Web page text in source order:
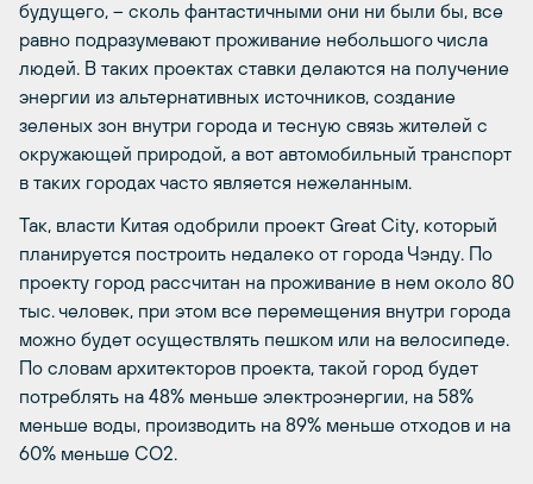
будущего, – сколь фантастичными они ни были бы, все
равно подразумевают проживание небольшого числа
людей. В таких проектах ставки делаются на получение
энергии из альтернативных источников, создание
зеленых зон внутри города и тесную связь жителей с
окружающей природой, а вот автомобильный транспорт
в таких городах часто является нежеланным.
Так, власти Китая одобрили проект Great City, который
планируется построить недалеко от города Чэнду. По
проекту город рассчитан на проживание в нем около 80
тыс. человек, при этом все перемещения внутри города
можно будет осуществлять пешком или на велосипеде.
По словам архитекторов проекта, такой город будет
потреблять на 48% меньше электроэнергии, на 58%
меньше воды, производить на 89% меньше отходов и на
60% меньше CO2.